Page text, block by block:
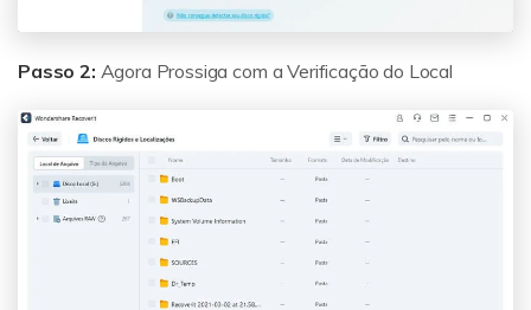
Passo 2: Agora Prossiga com a Verificação do Local